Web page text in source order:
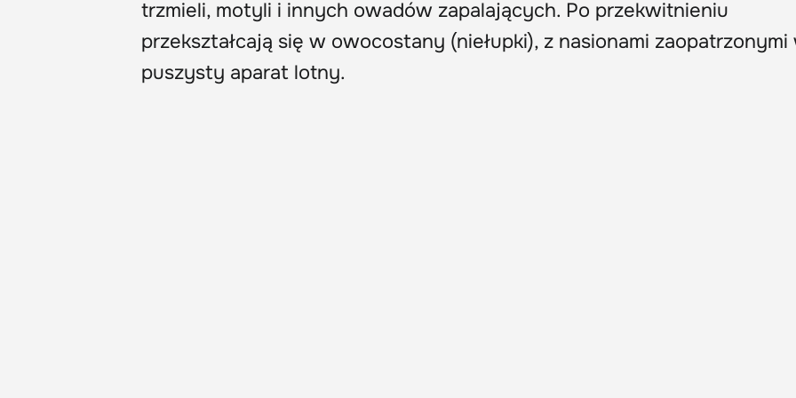
trzmieli, motyli i innych owadów zapalających. Po przekwitnieniu
przekształcają się w owocostany (niełupki), z nasionami zaopatrzonymi
puszysty aparat lotny.